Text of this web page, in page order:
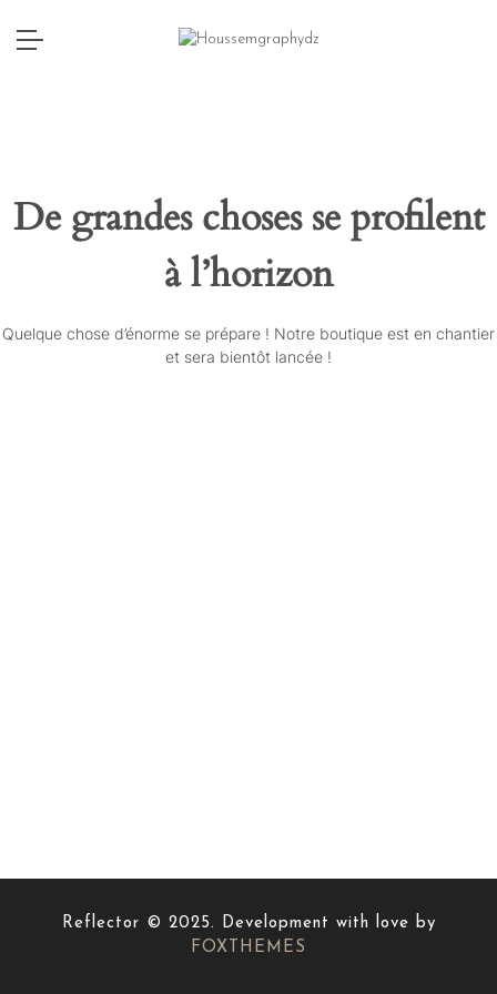
De grandes choses se profilent
à l’horizon
Quelque chose d’énorme se prépare ! Notre boutique est en chantier
et sera bientôt lancée !
Reflector © 2025. Development with love by
FOXTHEMES